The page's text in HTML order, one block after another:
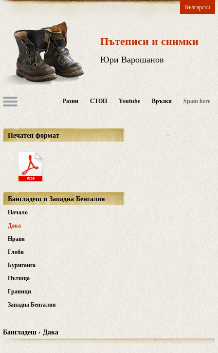
Български
Пътеписи и снимки
Юри Варошанов
Разни СТОП Youtube Връзки Spam here
Печатен формат
Бангладеш и Западна Бенгалия
Начало
Дака
Нрави
Глоби
Буриганга
Пътища
Граници
Западна Бенгалия
Бангладеш › Дака